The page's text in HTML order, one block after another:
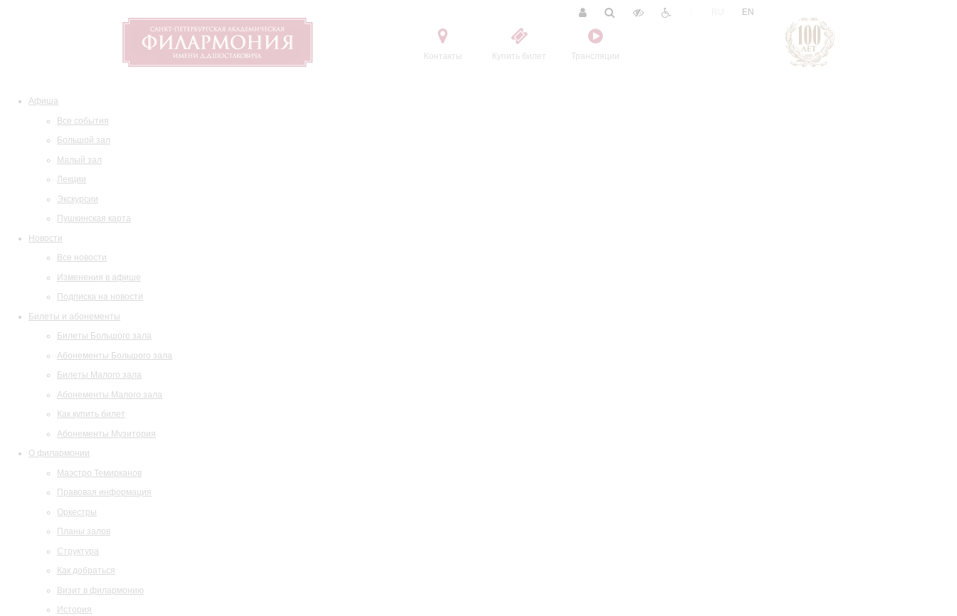
Контакты Купить билет Трансляции
EN
Афиша
Все события
Большой зал
Малый зал
Лекции
Экскурсии
Пушкинская карта
Новости
Все новости
Изменения в афише
Подписка на новости
Билеты и абонементы
Билеты Большого зала
Абонементы Большого зала
Билеты Малого зала
Абонементы Малого зала
Как купить билет
Абонементы Музитория
О филармонии
Маэстро Темирканов
Правовая информация
Оркестры
Планы залов
Структура
Как добраться
Визит в филармонию
История